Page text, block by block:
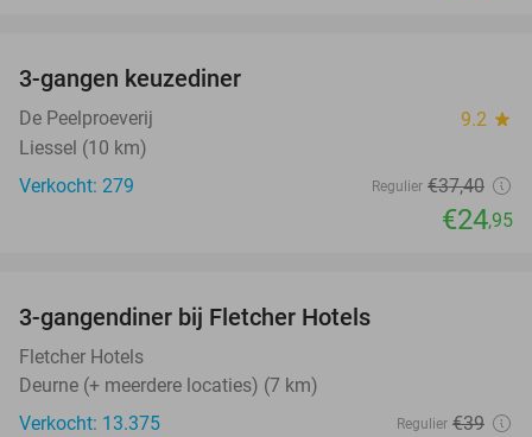
3-gangen keuzediner
De Peelproeverij 9.2 star
Liessel (10 km)
Verkocht: 279
Regulier €37,40
€24,95
3-gangendiner bij Fletcher Hotels
Fletcher Hotels
Deurne (+ meerdere locaties) (7 km)
Verkocht: 13.375
Regulier €39